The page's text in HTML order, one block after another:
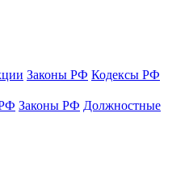
Законы РФ Кодексы РФ
Законы РФ Должностные